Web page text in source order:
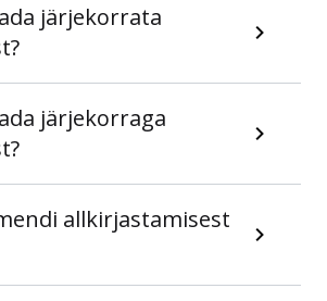
järjekorrata
järjekorraga
allkirjastamisest